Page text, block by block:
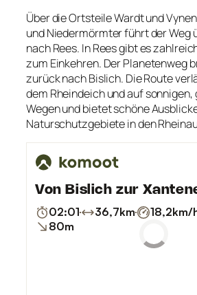
Über die Ortsteile Wardt und
und Niedermörmter führt der Weg
nach Rees. In Rees gibt es
zum Einkehren. Der Planetenweg
zurück nach Bislich. Die Route
dem Rheindeich und auf
Wegen und bietet schöne
Naturschutzgebiete in den